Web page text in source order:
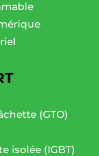
(GTO)
isolée (IGBT)